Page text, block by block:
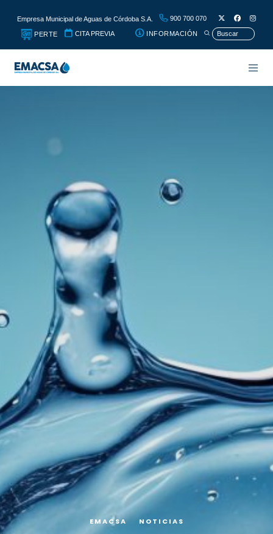
Empresa Municipal de Aguas de Córdoba S.A. 900 700 070
PERTE CITA PREVIA INFORMACIÓN
EMACSA NOTICIAS